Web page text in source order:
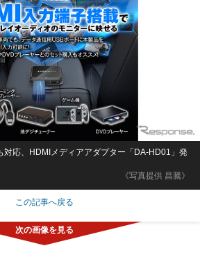
《写真提供 昌騰》
応、HDMIメディアアダプター「DA-HD01」発
この記事へ戻る